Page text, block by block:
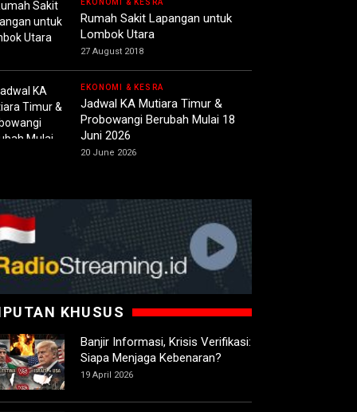
EKONOMI & KESRA
Rumah Sakit Lapangan untuk
Lombok Utara
27 August 2018
EKONOMI & KESRA
Jadwal KA Mutiara Timur &
Probowangi Berubah Mulai 18
Juni 2026
20 June 2026
KHUSUS
Banjir Informasi, Krisis Verifikasi:
Siapa Menjaga Kebenaran?
19 April 2026